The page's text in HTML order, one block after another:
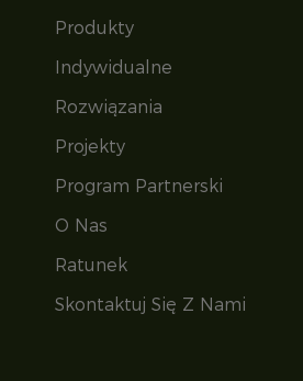
Produkty
Indywidualne
Rozwiązania
Projekty
Program Partnerski
O Nas
Ratunek
Skontaktuj Się Z Nami